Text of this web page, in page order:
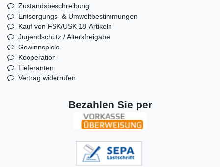
Zustandsbeschreibung
Entsorgungs- & Umweltbestimmungen
Kauf von FSK/USK 18-Artikeln
Jugendschutz / Altersfreigabe
Gewinnspiele
Kooperation
Lieferanten
Vertrag widerrufen
Bezahlen Sie per